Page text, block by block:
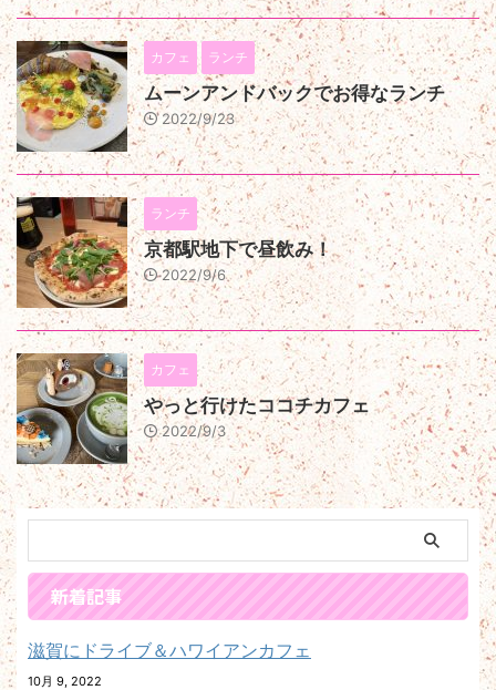
カフェ ランチ
ムーンアンドバックでお得なランチ
2022/9/23
ランチ
京都駅地下で昼飲み！
2022/9/6
カフェ
やっと行けたココチカフェ
2022/9/3
新着記事
滋賀にドライブ＆ハワイアンカフェ
10月 9, 2022